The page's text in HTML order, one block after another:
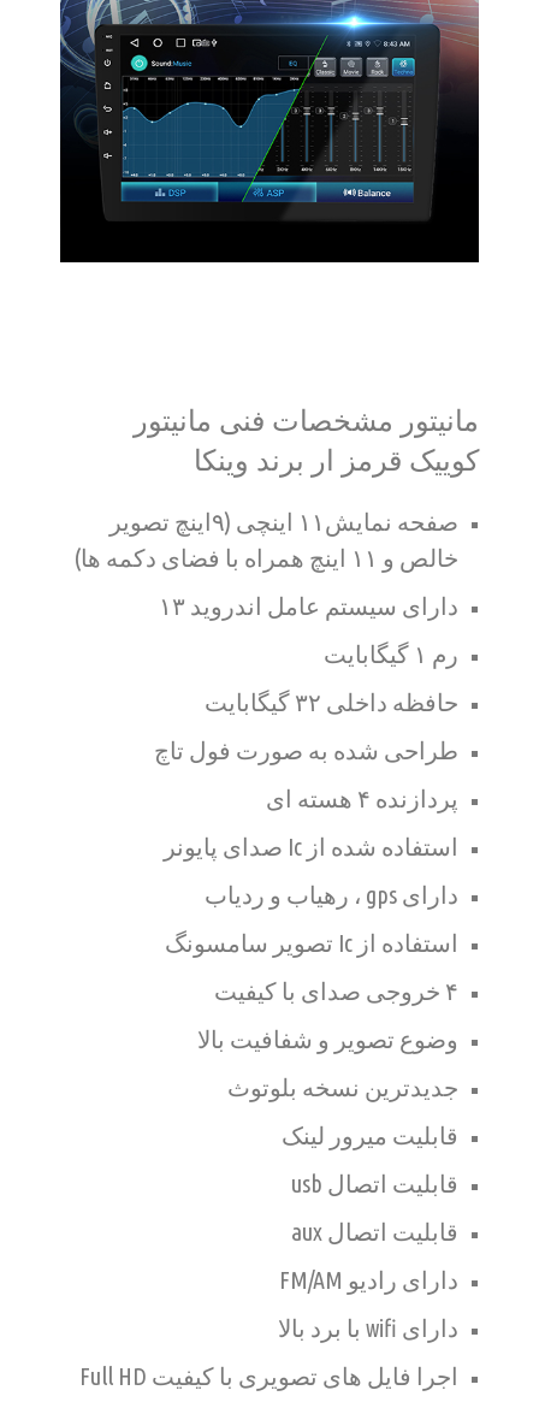
مانیتور مشخصات فنی مانیتور
کوییک قرمز ار برند وینکا
صفحه نمایش۱۱ اینچی (۹اینچ تصویر
خالص و ۱۱ اینچ همراه با فضای دکمه ها)
دارای سیستم عامل اندروید ۱۳
رم ۱ گیگابایت
حافظه داخلی ۳۲ گیگابایت
طراحی شده به صورت فول تاچ
پردازنده ۴ هسته ای
استفاده شده از Ic صدای پایونر
دارای gps ، رهیاب و ردیاب
استفاده از Ic تصویر سامسونگ
۴ خروجی صدای با کیفیت
وضوع تصویر و شفافیت بالا
جدیدترین نسخه بلوتوث
قابلیت میرور لینک
قابلیت اتصال usb
قابلیت اتصال aux
دارای رادیو FM/AM
دارای wifi با برد بالا
اجرا فایل های تصویری با کیفیت Full HD